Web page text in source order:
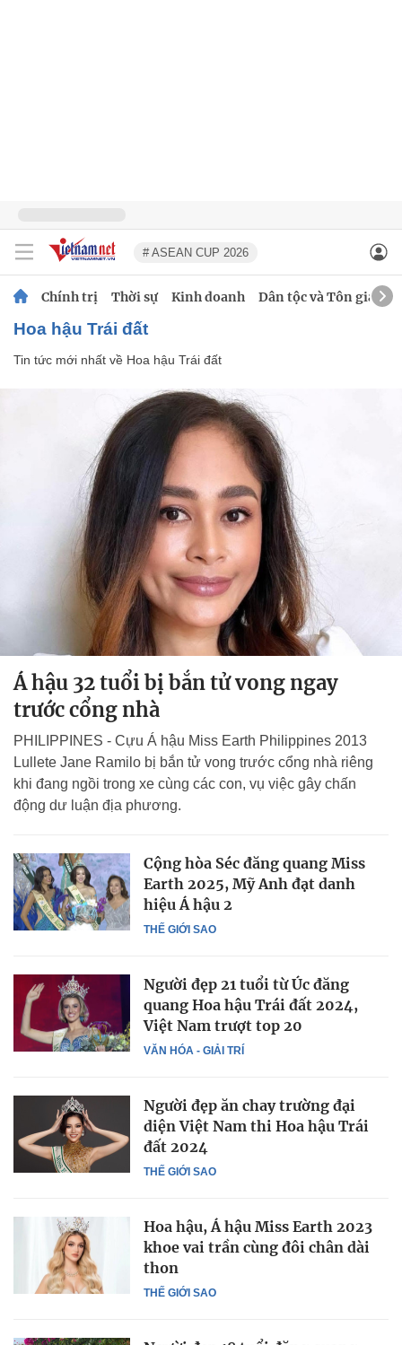
# ASEAN CUP 2026
Chính trị Thời sự Kinh doanh Dân tộc và Tôn giáo
Hoa hậu Trái đất
Tin tức mới nhất về Hoa hậu Trái đất
Á hậu 32 tuổi bị bắn tử vong ngay
trước cổng nhà
PHILIPPINES - Cựu Á hậu Miss Earth Philippines 2013
Lullete Jane Ramilo bị bắn tử vong trước cổng nhà riêng
khi đang ngồi trong xe cùng các con, vụ việc gây chấn
động dư luận địa phương.
THẾ GIỚI SAO
Cộng hòa Séc đăng quang Miss
Earth 2025, Mỹ Anh đạt danh
hiệu Á hậu 2
VĂN HÓA - GIẢI TRÍ
Người đẹp 21 tuổi từ Úc đăng
quang Hoa hậu Trái đất 2024,
Việt Nam trượt top 20
THẾ GIỚI SAO
Người đẹp ăn chay trường đại
diện Việt Nam thi Hoa hậu Trái
đất 2024
THẾ GIỚI SAO
Hoa hậu, Á hậu Miss Earth 2023
khoe vai trần cùng đôi chân dài
thon